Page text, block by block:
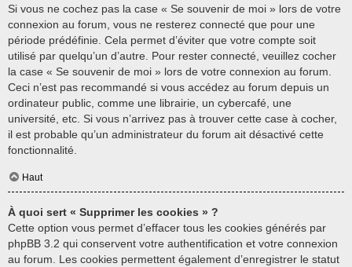
Si vous ne cochez pas la case « Se souvenir de moi » lors de votre
connexion au forum, vous ne resterez connecté que pour une
période prédéfinie. Cela permet d’éviter que votre compte soit
utilisé par quelqu’un d’autre. Pour rester connecté, veuillez cocher
la case « Se souvenir de moi » lors de votre connexion au forum.
Ceci n’est pas recommandé si vous accédez au forum depuis un
ordinateur public, comme une librairie, un cybercafé, une
université, etc. Si vous n’arrivez pas à trouver cette case à cocher,
il est probable qu’un administrateur du forum ait désactivé cette
fonctionnalité.
Haut
À quoi sert « Supprimer les cookies » ?
Cette option vous permet d’effacer tous les cookies générés par
phpBB 3.2 qui conservent votre authentification et votre connexion
au forum. Les cookies permettent également d’enregistrer le statut